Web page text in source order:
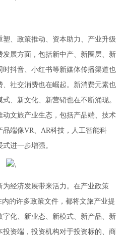
、政策推动、资本助力、产业升级
展方面，包括新中产、新圈层、新
抖音、小红书等新媒体传播渠道也
社交消费也在崛起。新消费元素也
、新文化、新营销也在不断涌现。
文旅产业生态，包括产品端、技术
端像VR、AR科技，人工智能科
进一步增强。
经济发展带来活力。在产业政策
的许多政策文件，都将文旅产业提
化、新业态、新模式、新产品、新
资端，投资机构对于投资标的、商